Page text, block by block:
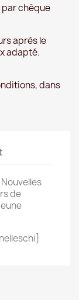
par chèque
après le
adapté.
dans
de